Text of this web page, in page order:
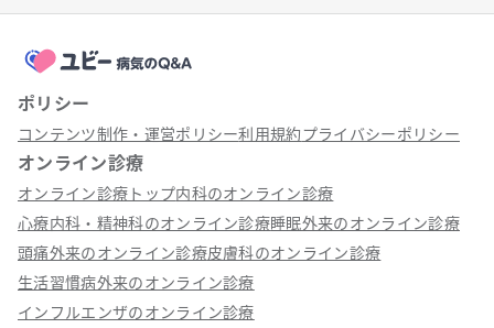
ポリシー
コンテンツ制作・運営ポリシー利用規約プライバシーポリシー
オンライン診療
オンライン診療トップ内科のオンライン診療
心療内科・精神科のオンライン診療睡眠外来のオンライン診療
頭痛外来のオンライン診療皮膚科のオンライン診療
生活習慣病外来のオンライン診療
インフルエンザのオンライン診療